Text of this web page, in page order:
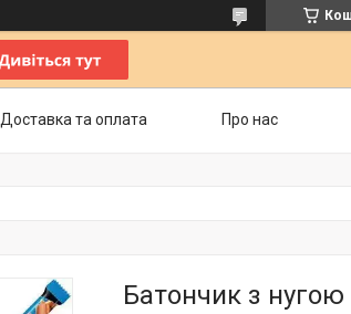
Доставка та оплата Про нас
Батончик з